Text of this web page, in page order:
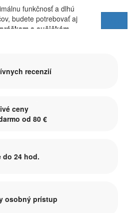
funkčnosť a dlhú
budete potrebovať aj
a sušičkám
od uznávaných
sa nachádza
domove
recenzií
ceny
od 80 €
do 24 hod.
osobný prístup